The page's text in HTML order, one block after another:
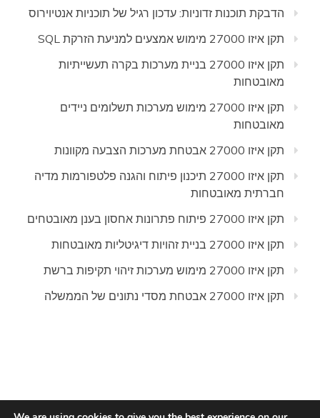
הדבקת תוכנות זדוניות: עדכון רגיל של תוכניות אנטיוירוס
תקן איזו 27000 מימוש אמצעים למניעת הזרקת SQL
תקן איזו 27000 בניית מערכות בקרה תעשייתיות
מאובטחות
תקן איזו 27000 מימוש מערכות תשלומים ניידים
מאובטחות
תקן איזו 27000 אבטחת מערכות הצבעה מקוונות
תקן איזו 27000 תיכנון פיתוח והגנה פלטפורמות מדיה
חברתית מאובטחות
תקן איזו 27000 פיתוח פתרונות אחסון בענן מאובטחים
תקן איזו 27000 בניית זהויות דיגיטליות מאובטחות
תקן איזו 27000 מימוש מערכות זיהוי תקיפות ברשת
תקן איזו 27000 אבטחת מסדי נתונים של הממשלה